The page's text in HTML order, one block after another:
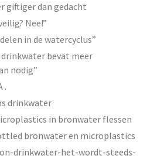
giftiger dan gedacht
Nee!”
in de watercyclus”
drinkwater bevat meer
nodig”
.
drinkwater
in bronwater flessen
bronwater en microplastics
drinkwater-het-wordt-steeds-